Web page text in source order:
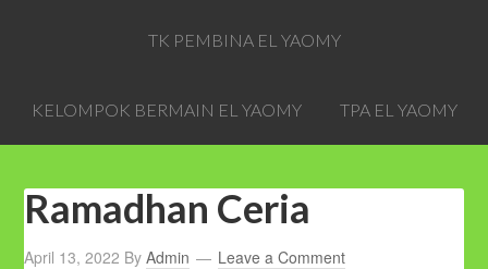
TK PEMBINA EL YAOMY
KELOMPOK BERMAIN EL YAOMY TPA EL YAOMY
Ramadhan Ceria
April 13, 2022 ByAdmin Leave a Comment